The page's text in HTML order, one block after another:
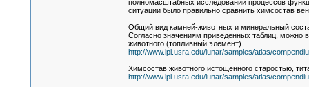
полномасштабных исследований процессов
ситуации было правильно сравнить химсостав
Общий вид камней-животных и минеральный
Согласно значениям приведенных таблиц, можно
животного (топливный элемент).
http://www.lpi.usra.edu/lunar/samples/atlas/
Химсостав животного истощенного старостью,
http://www.lpi.usra.edu/lunar/samples/atlas/